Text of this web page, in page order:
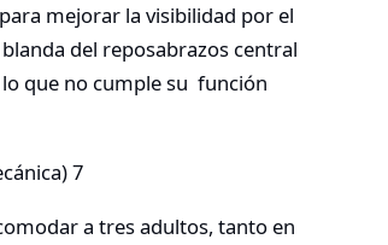
mejorar la visibilidad por el
del reposabrazos central
que no cumple su función
a tres adultos, tanto en